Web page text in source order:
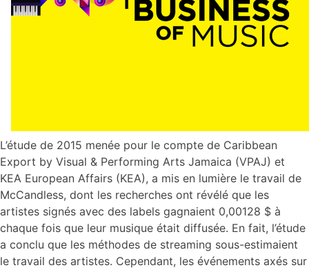
L’étude de 2015 menée pour le compte de Caribbean
Export by Visual & Performing Arts Jamaica (VPAJ) et
KEA European Affairs (KEA), a mis en lumière le travail de
McCandless, dont les recherches ont révélé que les
artistes signés avec des labels gagnaient 0,00128 $ à
chaque fois que leur musique était diffusée. En fait, l’étude
a conclu que les méthodes de streaming sous-estimaient
le travail des artistes. Cependant, les événements axés sur